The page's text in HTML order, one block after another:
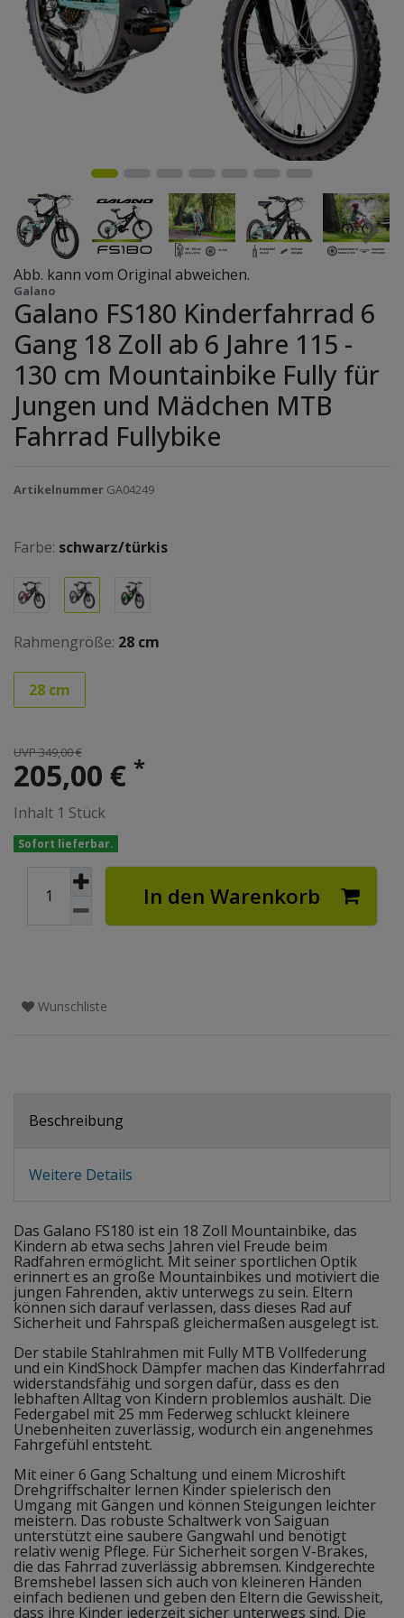
Abb. kann vom Original abweichen.
Galano
Galano FS180 Kinderfahrrad 6
Gang 18 Zoll ab 6 Jahre 115 -
130 cm Mountainbike Fully für
Jungen und Mädchen MTB
Fahrrad Fullybike
Artikelnummer GA04249
Farbe: schwarz/türkis
Rahmengröße: 28 cm
28 cm
UVP 349,00 €
205,00 € *
Inhalt 1 Stück
Sofort lieferbar.
In den Warenkorb
Wunschliste
Beschreibung
Weitere Details
Das Galano FS180 ist ein 18 Zoll Mountainbike, das
Kindern ab etwa sechs Jahren viel Freude beim
Radfahren ermöglicht. Mit seiner sportlichen Optik
erinnert es an große Mountainbikes und motiviert die
jungen Fahrenden, aktiv unterwegs zu sein. Eltern
können sich darauf verlassen, dass dieses Rad auf
Sicherheit und Fahrspaß gleichermaßen ausgelegt ist.
Der stabile Stahlrahmen mit Fully MTB Vollfederung
und ein KindShock Dämpfer machen das Kinderfahrrad
widerstandsfähig und sorgen dafür, dass es den
lebhaften Alltag von Kindern problemlos aushält. Die
Federgabel mit 25 mm Federweg schluckt kleinere
Unebenheiten zuverlässig, wodurch ein angenehmes
Fahrgefühl entsteht.
Mit einer 6 Gang Schaltung und einem Microshift
Drehgriffschalter lernen Kinder spielerisch den
Umgang mit Gängen und können Steigungen leichter
meistern. Das robuste Schaltwerk von Saiguan
unterstützt eine saubere Gangwahl und benötigt
relativ wenig Pflege. Für Sicherheit sorgen V-Brakes,
die das Fahrrad zuverlässig abbremsen. Kindgerechte
Bremshebel lassen sich auch von kleineren Händen
einfach bedienen und geben den Eltern die Gewissheit,
dass ihre Kinder jederzeit sicher unterwegs sind. Die